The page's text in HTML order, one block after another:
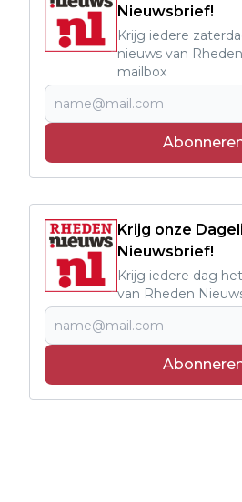
Nieuwsbrief!
Krijg iedere
nieuws van
mailbox
Krijg onze
Nieuwsbrief!
Krijg iedere dag
van Rheden